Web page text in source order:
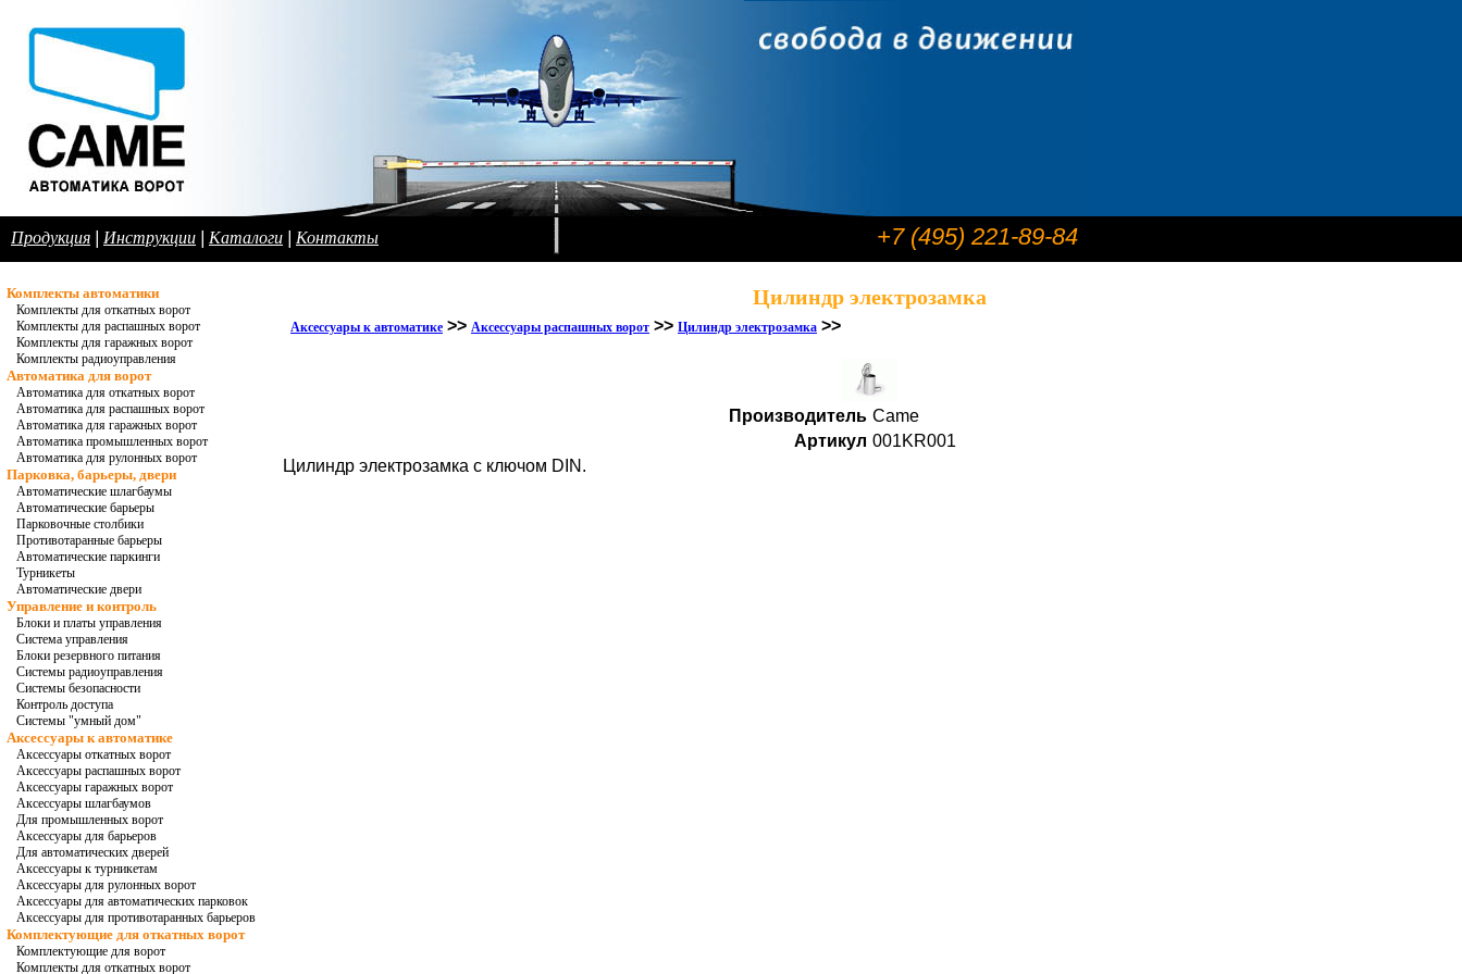
Продукция Инструкции Каталоги Контакты +7 (495) 221-89-84
Комплекты автоматики
Комплекты для откатных ворот
Комплекты для распашных ворот
Комплекты для гаражных ворот
Комплекты радиоуправления
Автоматика для ворот
Автоматика для откатных ворот
Автоматика для распашных ворот
Автоматика для гаражных ворот
Автоматика промышленных ворот
Автоматика для рулонных ворот
Парковка, барьеры, двери
Автоматические шлагбаумы
Автоматические барьеры
Парковочные столбики
Противотаранные барьеры
Автоматические паркинги
Турникеты
Автоматические двери
Управление и контроль
Блоки и платы управления
Система управления
Блоки резервного питания
Системы радиоуправления
Системы безопасности
Контроль доступа
Системы "умный дом"
Аксессуары к автоматике
Аксессуары откатных ворот
Аксессуары распашных ворот
Аксессуары гаражных ворот
Аксессуары шлагбаумов
Для промышленных ворот
Аксессуары для барьеров
Для автоматических дверей
Аксессуары к турникетам
Аксессуары для рулонных ворот
Аксессуары для автоматических парковок
Аксессуары для противотаранных барьеров
Комплектующие для откатных ворот
Комплектующие для ворот
Комплекты для откатных ворот
Цилиндр электрозамка
Аксессуары к автоматике >> Аксессуары распашных ворот >> Цилиндр электрозамка >>
Производитель Came
Артикул 001KR001
Цилиндр электрозамка с ключом DIN.